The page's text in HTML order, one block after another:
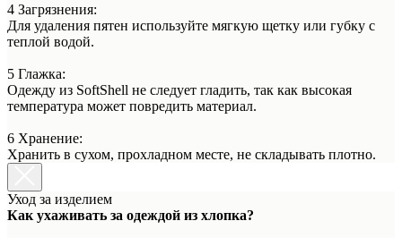
4 Загрязнения:
Для удаления пятен используйте мягкую щетку или губку с
теплой водой.
5 Глажка:
Одежду из SoftShell не следует гладить, так как высокая
температура может повредить материал.
6 Хранение:
Хранить в сухом, прохладном месте, не складывать плотно.
Уход за изделием
Как ухаживать за одеждой из хлопка?